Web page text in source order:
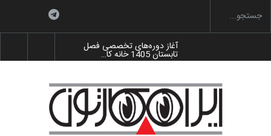
آغاز دوره‌های تخصصی فصل
تابستان 1405 خانه کا…
گزارش تصویری آیین اختتامیه و
اهدای جوایز سوم…
به یاد اردوغان باشول (۱۹۳۶–
۲۰۲۶)